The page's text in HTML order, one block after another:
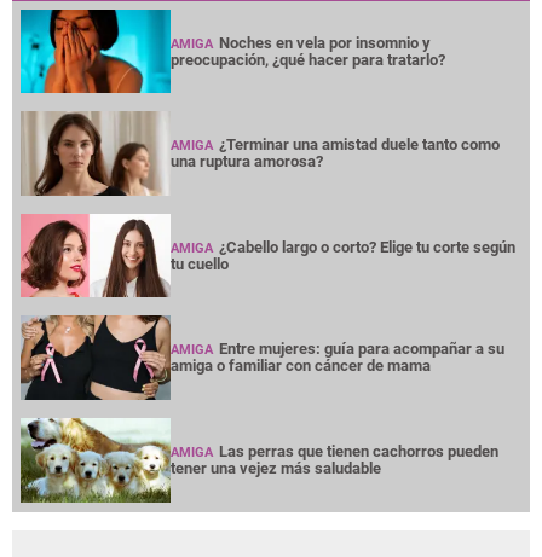
AMIGA Noches en vela por insomnio y
preocupación, ¿qué hacer para tratarlo?
AMIGA ¿Terminar una amistad duele tanto como
una ruptura amorosa?
AMIGA ¿Cabello largo o corto? Elige tu corte según
tu cuello
AMIGA Entre mujeres: guía para acompañar a su
amiga o familiar con cáncer de mama
AMIGA Las perras que tienen cachorros pueden
tener una vejez más saludable